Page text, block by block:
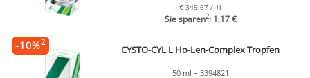
€ 349,67 / 1l
Sie sparen2: 1,17 €
CYSTO-CYL L Ho-Len-Complex Tropfen
50 ml – 3394821
-10%2